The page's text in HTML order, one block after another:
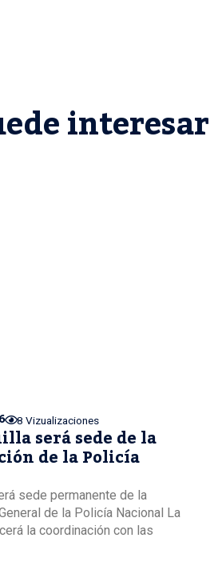
interesar
8 Vizualizaciones
será sede de la
de la Policía
sede permanente de la
de la Policía Nacional La
la coordinación con las